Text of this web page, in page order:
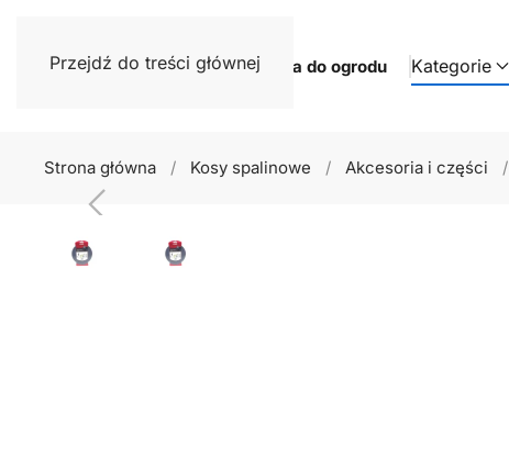
Przejdź do treści głównejNarzędzia do ogrodu Kategorie
Strona główna Kosy spalinowe Akcesoria i części